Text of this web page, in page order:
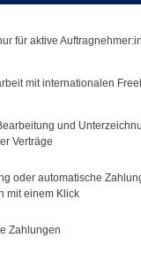
für aktive
mit internationalen
und
Verträge
oder automatische
mit einem Klick
Zahlungen